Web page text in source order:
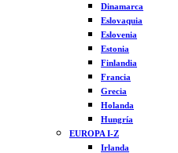
Dinamarca
Eslovaquia
Eslovenia
Estonia
Finlandia
Francia
Grecia
Holanda
Hungría
EUROPA I-Z
Irlanda